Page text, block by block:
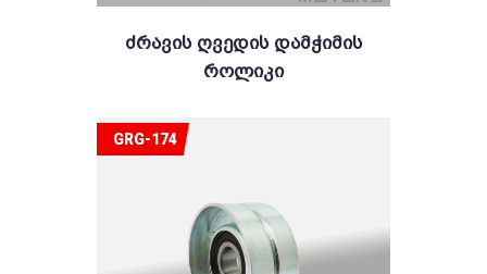
Ძრავის Ღვედის Დამჭიმის
Როლიკი
GRG-174